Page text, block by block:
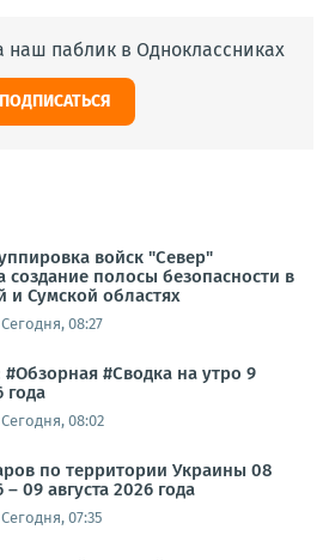
наш паблик в Одноклассниках
ПОДПИСАТЬСЯ
войск "Север"
создание полосы безопасности в
и Сумской областях
Сегодня, 08:27
#Сводка на утро 9
года
Сегодня, 08:02
по территории Украины 08
– 09 августа 2026 года
Сегодня, 07:35